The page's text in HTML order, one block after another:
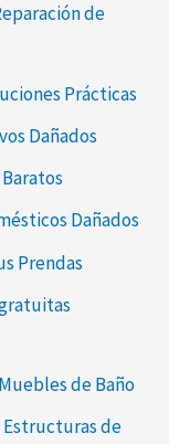
de
Prácticas
Dañados
Dañados
Prendas
de Baño
Estructuras de